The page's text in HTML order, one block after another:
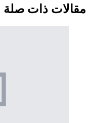
مقالات ذات صلة